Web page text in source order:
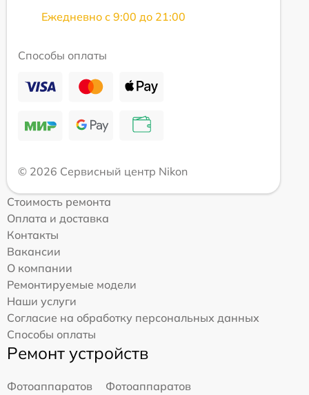
Ежедневно с 9:00 до 21:00
Способы оплаты
© 2026 Сервисный центр Nikon
Стоимость ремонта
Оплата и доставка
Контакты
Вакансии
О компании
Ремонтируемые модели
Наши услуги
Согласие на обработку персональных данных
Способы оплаты
Ремонт устройств
Фотоаппаратов
Фотоаппаратов